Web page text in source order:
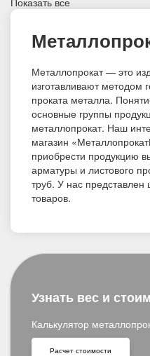
Металлопрокат— это
изготавливают методом
проката металла.
основные группы
металлопрокат. Наш
магазин
приобрести продукцию
арматуры и листового
труб. У нас
товаров.
Узнать вес и
Калькулятор
Расчет стоимости